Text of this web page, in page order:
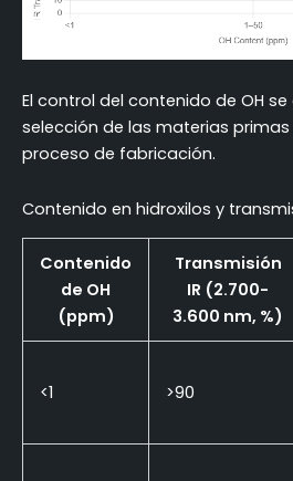
El control del contenido de OH
selección de las materias
proceso de fabricación.
Contenido en hidroxilos y
Contenido
de OH
(ppm)
Transmisión
IR (2.700-
3.600 nm, %)
<1 >90